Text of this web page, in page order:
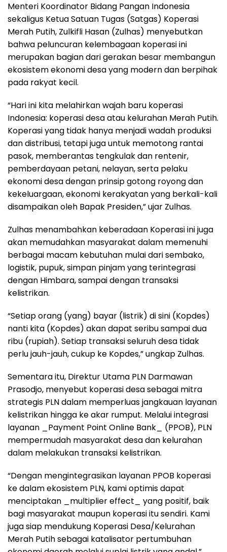
Menteri Koordinator Bidang Pangan Indonesia
sekaligus Ketua Satuan Tugas (Satgas) Koperasi
Merah Putih, Zulkifli Hasan (Zulhas) menyebutkan
bahwa peluncuran kelembagaan koperasi ini
merupakan bagian dari gerakan besar membangun
ekosistem ekonomi desa yang modern dan berpihak
pada rakyat kecil.
“Hari ini kita melahirkan wajah baru koperasi
Indonesia: koperasi desa atau kelurahan Merah Putih.
Koperasi yang tidak hanya menjadi wadah produksi
dan distribusi, tetapi juga untuk memotong rantai
pasok, memberantas tengkulak dan rentenir,
pemberdayaan petani, nelayan, serta pelaku
ekonomi desa dengan prinsip gotong royong dan
kekeluargaan, ekonomi kerakyatan yang berkali-kali
disampaikan oleh Bapak Presiden,” ujar Zulhas.
Zulhas menambahkan keberadaan Koperasi ini juga
akan memudahkan masyarakat dalam memenuhi
berbagai macam kebutuhan mulai dari sembako,
logistik, pupuk, simpan pinjam yang terintegrasi
dengan Himbara, sampai dengan transaksi
kelistrikan.
“Setiap orang (yang) bayar (listrik) di sini (Kopdes)
nanti kita (Kopdes) akan dapat seribu sampai dua
ribu (rupiah). Setiap transaksi seluruh desa tidak
perlu jauh-jauh, cukup ke Kopdes,” ungkap Zulhas.
Sementara itu, Direktur Utama PLN Darmawan
Prasodjo, menyebut koperasi desa sebagai mitra
strategis PLN dalam memperluas jangkauan layanan
kelistrikan hingga ke akar rumput. Melalui integrasi
layanan _Payment Point Online Bank_ (PPOB), PLN
mempermudah masyarakat desa dan kelurahan
dalam melakukan transaksi kelistrikan.
“Dengan mengintegrasikan layanan PPOB koperasi
ke dalam ekosistem PLN, kami optimis dapat
menciptakan _multiplier effect_ yang positif, baik
bagi masyarakat maupun koperasi itu sendiri. Kami
juga siap mendukung Koperasi Desa/Kelurahan
Merah Putih sebagai katalisator pertumbuhan